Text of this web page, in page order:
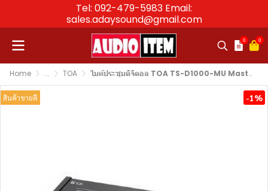
Tel: 092-479-5983 Email:
sales.adaysound@gmail.com
0 0
Home ... TOA ไมค์ประชุมดิจิตอล TOA TS-D1000-MU Master Control Unit
สินค้าขายดี -1%